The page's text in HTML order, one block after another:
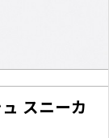
スニーカ